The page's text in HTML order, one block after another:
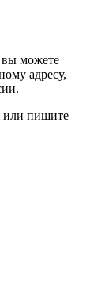
можете
адресу,
или пишите